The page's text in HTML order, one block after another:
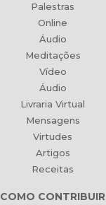
Palestras
Online
Áudio
Meditações
Vídeo
Áudio
Livraria Virtual
Mensagens
Virtudes
Artigos
Receitas
COMO CONTRIBUIR